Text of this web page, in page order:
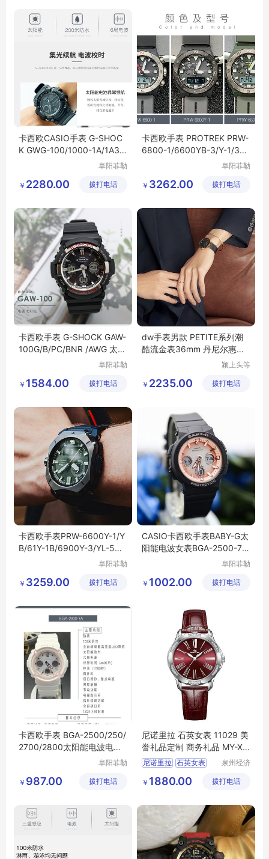
卡西欧CASIO手表 G-SHOC
K GWG-100/1000-1A/1A3/1
阜阳菲勒
公司
￥ 2280.00 拨打电话
卡西欧手表 PROTREK PRW-
6800-1/6600YB-3/Y-1/3光
阜阳菲勒
公司
￥ 3262.00 拨打电话
卡西欧手表 G-SHOCK GAW-
100G/B/PC/BNR /AWG 太阳
阜阳菲勒
公司
￥ 1584.00 拨打电话
dw手表男款 PETITE系列潮
酷流金表36mm 丹尼尔惠灵
颍上头等
展有限公
￥ 2235.00 拨打电话
卡西欧手表PRW-6600Y-1/Y
B/61Y-1B/6900Y-3/YL-5光
阜阳菲勒
公司
￥ 3259.00 拨打电话
CASIO卡西欧手表BABY-G太
阳能电波女表BGA-2500-7A/
阜阳菲勒
公司
￥ 1002.00 拨打电话
卡西欧手表 BGA-2500/250/
2700/2800太阳能电波电子
阜阳菲勒
公司
￥ 987.00 拨打电话
尼诺里拉 石英女表 11029 美
誉礼品定制 商务礼品 MY-XB
WY-（T）-33
尼诺里拉 石英女表
XBWY T 33
泉州经济
区美誉商
￥ 1880.00 拨打电话